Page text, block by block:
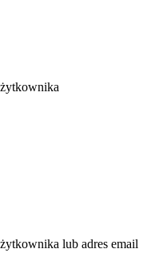
lub adres email